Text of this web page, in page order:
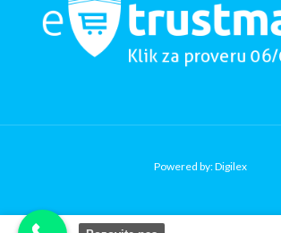
Powered by: Digilex
Copy Verify Installation